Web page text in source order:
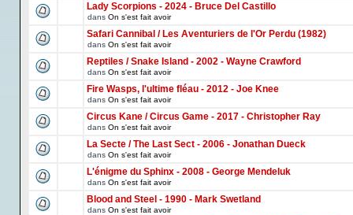
Lady Scorpions - 2024 - Bruce Del Castillo
dans On s'est fait avoir
Safari Cannibal / Les Aventuriers de l'Or Perdu (1982)
dans On s'est fait avoir
Reptiles / Snake Island - 2002 - Wayne Crawford
dans On s'est fait avoir
Fire Wasps, l'ultime fléau - 2012 - Joe Knee
dans On s'est fait avoir
Circus Kane / Circus Game - 2017 - Christopher Ray
dans On s'est fait avoir
La Secte / The Last Sect - 2006 - Jonathan Dueck
dans On s'est fait avoir
L'énigme du Sphinx - 2008 - George Mendeluk
dans On s'est fait avoir
Blood and Steel - 1990 - Mark Swetland
dans On s'est fait avoir